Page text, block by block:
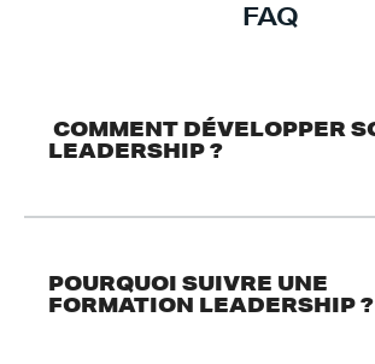
FAQ
LEADERSHIP ?
POURQUOI SUIVRE UNE
FORMATION LEADERSHIP ?